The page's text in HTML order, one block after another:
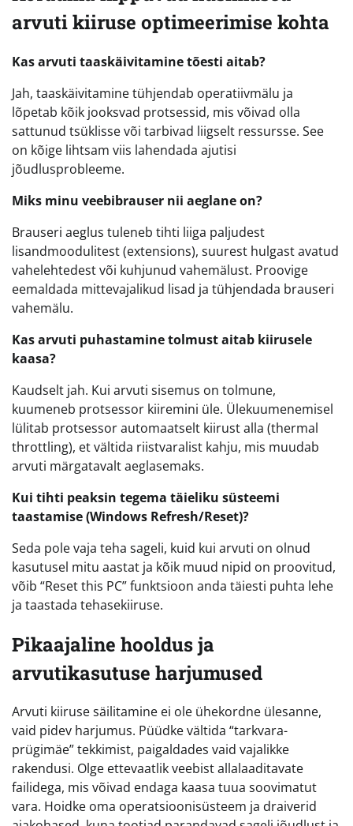
arvuti kiiruse optimeerimise kohta
Kas arvuti taaskäivitamine tõesti aitab?
Jah, taaskäivitamine tühjendab operatiivmälu ja
lõpetab kõik jooksvad protsessid, mis võivad olla
sattunud tsüklisse või tarbivad liigselt ressursse. See
on kõige lihtsam viis lahendada ajutisi
jõudlusprobleeme.
Miks minu veebibrauser nii aeglane on?
Brauseri aeglus tuleneb tihti liiga paljudest
lisandmoodulitest (extensions), suurest hulgast avatud
vahelehtedest või kuhjunud vahemälust. Proovige
eemaldada mittevajalikud lisad ja tühjendada brauseri
vahemälu.
Kas arvuti puhastamine tolmust aitab kiirusele
kaasa?
Kaudselt jah. Kui arvuti sisemus on tolmune,
kuumeneb protsessor kiiremini üle. Ülekuumenemisel
lülitab protsessor automaatselt kiirust alla (thermal
throttling), et vältida riistvaralist kahju, mis muudab
arvuti märgatavalt aeglasemaks.
Kui tihti peaksin tegema täieliku süsteemi
taastamise (Windows Refresh/Reset)?
Seda pole vaja teha sageli, kuid kui arvuti on olnud
kasutusel mitu aastat ja kõik muud nipid on proovitud,
võib “Reset this PC” funktsioon anda täiesti puhta lehe
ja taastada tehasekiiruse.
Pikaajaline hooldus ja
arvutikasutuse harjumused
Arvuti kiiruse säilitamine ei ole ühekordne ülesanne,
vaid pidev harjumus. Püüdke vältida “tarkvara-
prügimäe” tekkimist, paigaldades vaid vajalikke
rakendusi. Olge ettevaatlik veebist allalaaditavate
failidega, mis võivad endaga kaasa tuua soovimatut
vara. Hoidke oma operatsioonisüsteem ja draiverid